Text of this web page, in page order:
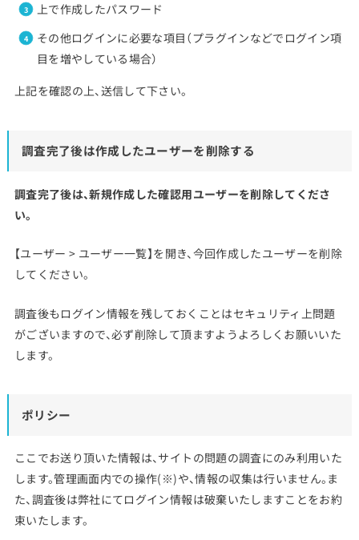
上で作成したパスワード
その他ログインに必要な項目（プラグインなどでログイン項
目を増やしている場合）
上記を確認の上、送信して下さい。
調査完了後は作成したユーザーを削除する
調査完了後は、新規作成した確認用ユーザーを削除してくださ
い。
【ユーザー > ユーザー一覧】を開き、今回作成したユーザーを削除
してください。
調査後もログイン情報を残しておくことはセキュリティ上問題
がございますので、必ず削除して頂ますようよろしくお願いいた
します。
ポリシー
ここでお送り頂いた情報は、サイトの問題の調査にのみ利用いた
します。管理画面内での操作(※)や、情報の収集は行いません。ま
た、調査後は弊社にてログイン情報は破棄いたしますことをお約
束いたします。